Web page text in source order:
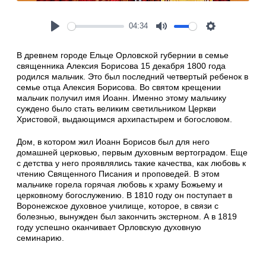
04:34
В древнем городе Ельце Орловской губернии в семье
священника Алексия Борисова 15 декабря 1800 года
родился мальчик. Это был последний четвертый ребенок в
семье отца Алексия Борисова. Во святом крещении
мальчик получил имя Иоанн. Именно этому мальчику
суждено было стать великим светильником Церкви
Христовой, выдающимся архипастырем и богословом.
Дом, в котором жил Иоанн Борисов был для него
домашней церковью, первым духовным вертоградом. Еще
с детства у него проявлялись такие качества, как любовь к
чтению Священного Писания и проповедей. В этом
мальчике горела горячая любовь к храму Божьему и
церковному богослужению. В 1810 году он поступает в
Воронежское духовное училище, которое, в связи с
болезнью, вынужден был закончить экстерном. А в 1819
году успешно оканчивает Орловскую духовную
семинарию.